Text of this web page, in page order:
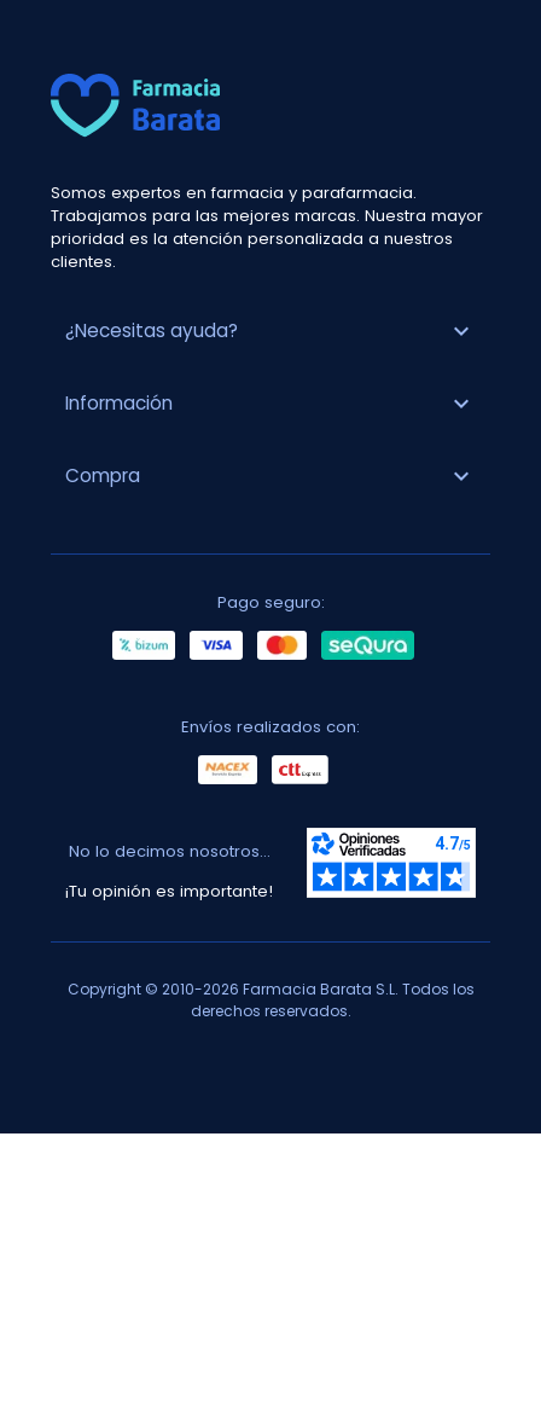
Somos expertos en farmacia y parafarmacia.
Trabajamos para las mejores marcas. Nuestra mayor
prioridad es la atención personalizada a nuestros
clientes.
¿Necesitas ayuda? expand_more
Información expand_more
Compra expand_more
Pago seguro:
Envíos realizados con:
No lo decimos nosotros...
¡Tu opinión es importante!
Copyright © 2010-2026 Farmacia Barata S.L. Todos los
derechos reservados.